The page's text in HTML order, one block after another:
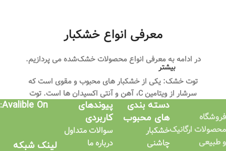
معرفی انواع خشکبار
در ادامه به معرفی انواع محصولات خشک‌شده می پردازیم.
توت خشک: یکی از خشکبار های محبوب و مقوی است که
سرشار از ویتامین C، آهن و آنتی‌ اکسیدان‌ ها است. توت
خشک برای تقویت سیستم ایمنی بدن و کاهش استرس
مفید است.
مغز گردو: گردو یکی از مغذی‌ ترین خشکبار هاست و منبع
بیشتر
فروشگاه
محصولات ارگانیک
و طبیعی
دسته بندی
های محبوب
خشکبار
چاشنی
پیوندهای
کاربردی​
سوالات متداول
درباره ما
Avalible On:
لینک شبکه